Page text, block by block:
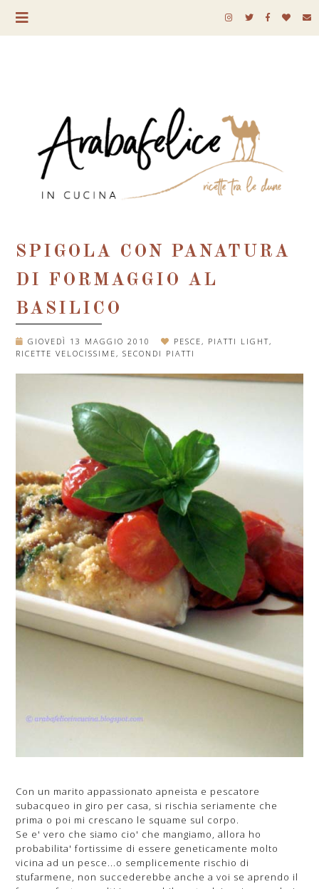
SPIGOLA CON PANATURA
DI FORMAGGIO AL
BASILICO
GIOVEDÌ 13 MAGGIO 2010 PESCE, PIATTI LIGHT,
RICETTE VELOCISSIME, SECONDI PIATTI
Con un marito appassionato apneista e pescatore
subacqueo in giro per casa, si rischia seriamente che
prima o poi mi crescano le squame sul corpo.
Se e' vero che siamo cio' che mangiamo, allora ho
probabilita' fortissime di essere geneticamente molto
vicina ad un pesce...o semplicemente rischio di
stufarmene, non succederebbe anche a voi se aprendo il